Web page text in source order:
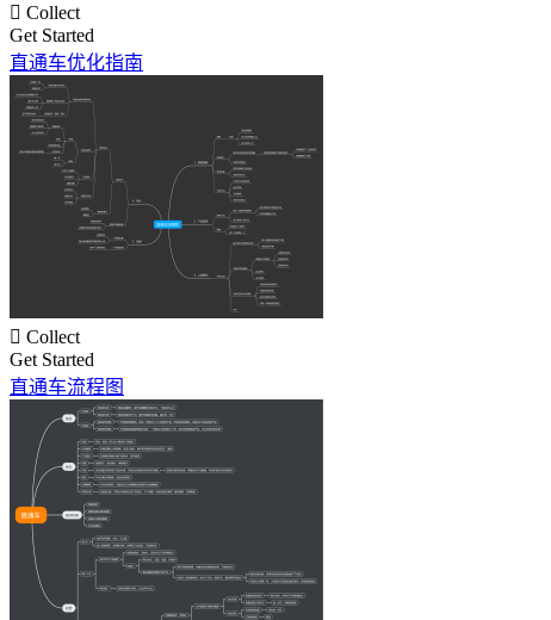
 Collect
Get Started
直通车优化指南
 Collect
Get Started
直通车流程图